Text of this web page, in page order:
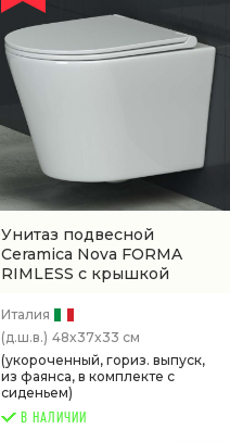
Унитаз подвесной
Ceramica Nova FORMA
RIMLESS с крышкой
безободковый, белый
антивсплеск(CN3011)
Италия
(д.ш.в.) 48x37x33 см
(укороченный, гориз. выпуск,
из фаянса, в комплекте с
сиденьем)
В НАЛИЧИИ